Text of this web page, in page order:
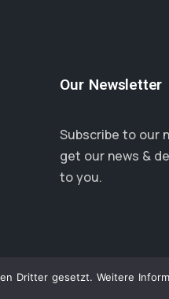
Our Newsletter
Subscribe to our
get our news &
to you.
Dritter gesetzt. Weitere